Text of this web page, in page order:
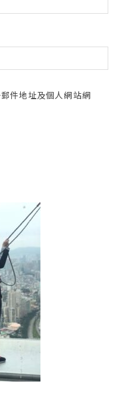
件地址及個人網站網